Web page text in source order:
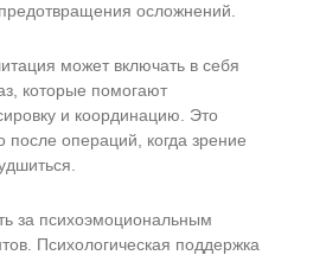
осложнений.
может включать в себя
которые помогают
и координацию. Это
после операций, когда зрение
за психоэмоциональным
Психологическая поддержка